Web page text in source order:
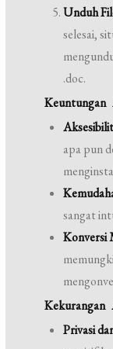
Unduh
selesai,
.doc.
apa pun
sangat
Konversi
Privasi